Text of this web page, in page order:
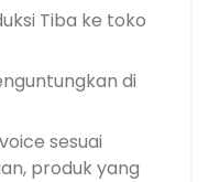
Tiba ke toko
di
sesuai
produk yang